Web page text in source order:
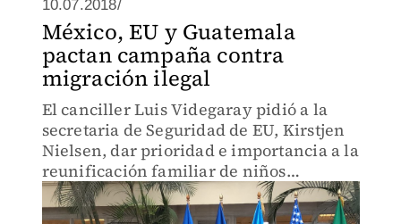
10.07.2018/
México, EU y Guatemala
pactan campaña contra
migración ilegal
El canciller Luis Videgaray pidió a la
secretaria de Seguridad de EU, Kirstjen
Nielsen, dar prioridad e importancia a la
reunificación familiar de niños
detenidos en la frontera cuando viajan
solos.